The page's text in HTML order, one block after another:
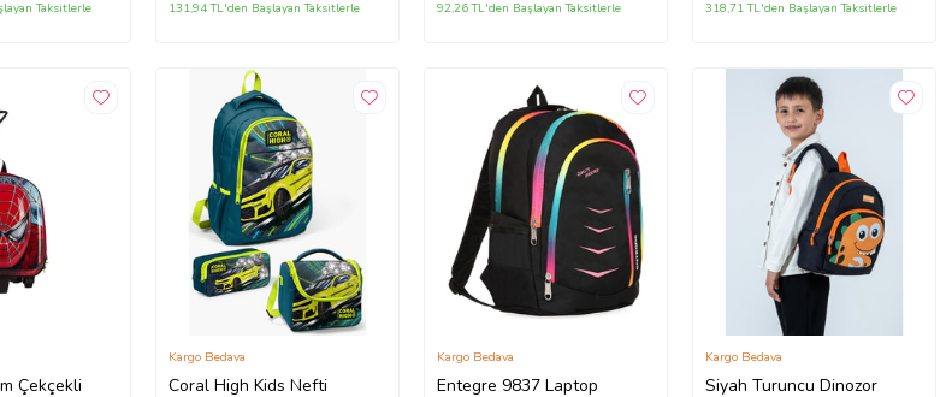
Taksitlerle 131,94 TL'den Başlayan Taksitlerle 92,26 TL'den Başlayan Taksitlerle 318,71 TL'den Başlayan Taksitlerle
Çekçekli
Coral High Kids Nefti
Kargo Bedava
Entegre 9837 Laptop
Kargo Bedava
Siyah Turuncu Dinozor
Kargo Bedava